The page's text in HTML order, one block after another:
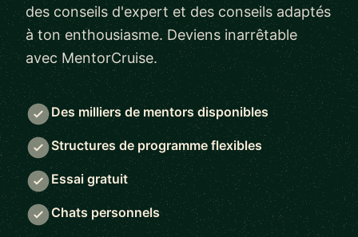
des conseils d'expert et des conseils adaptés
à ton enthousiasme. Deviens inarrêtable
avec MentorCruise.
Des milliers de mentors disponibles
Structures de programme flexibles
Essai gratuit
Chats personnels